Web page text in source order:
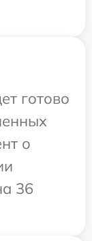
готово
о
36